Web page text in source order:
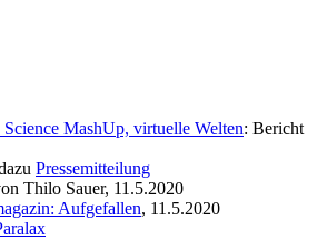
MashUp, virtuelle Welten: Bericht
Pressemitteilung
Thilo Sauer, 11.5.2020
Aufgefallen, 11.5.2020